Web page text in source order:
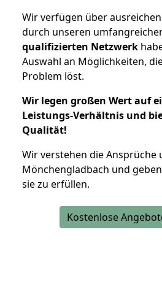
Wir verfügen über
durch unseren
qualifizierten Netzwerk
Auswahl an Möglichkeiten,
Problem löst.
Wir legen großen Wert auf
Leistungs-Verhältnis und
Qualität!
Wir verstehen die Ansprüche
Mönchengladbach und
sie zu erfüllen.
Kostenlose